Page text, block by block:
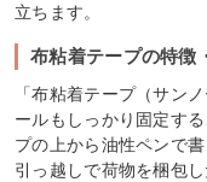
立ちます。
布粘着テープの特徴
「布粘着テープ（サン
ールもしっかり固定す
プの上から油性ペンで
引っ越しで荷物を梱包